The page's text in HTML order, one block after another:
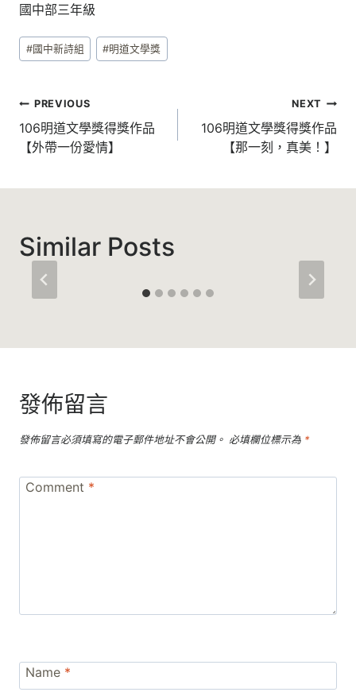
國中部三年級
Post
Tags:
#國中新詩組 #明道文學獎
文
章
導
覽
PREVIOUS
106明道文學獎得獎作品
【外帶一份愛情】
NEXT
106明道文學獎得獎作品
【那一刻，真美！】
Similar Posts
發佈留言
發佈留言必須填寫的電子郵件地址不會公開。 必填欄位標示為 *
Comment *
Name *